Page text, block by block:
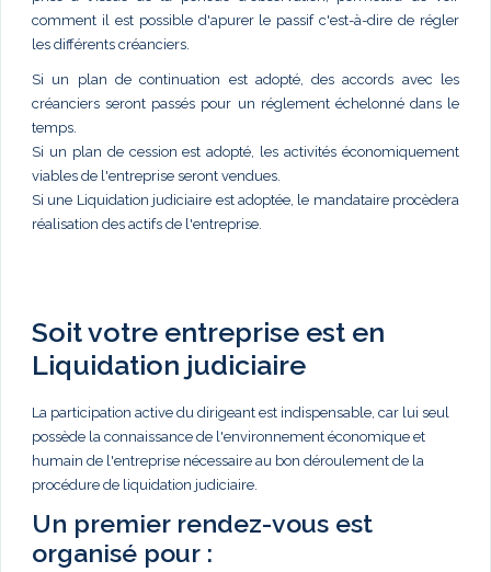
comment il est possible d'apurer le passif c'est-à-dire de régler
les différents créanciers.
Si un plan de continuation est adopté, des accords avec les
créanciers seront passés pour un réglement échelonné dans le
temps.
Si un plan de cession est adopté, les activités économiquement
viables de l'entreprise seront vendues.
Si une Liquidation judiciaire est adoptée, le mandataire procèdera
réalisation des actifs de l'entreprise.
Soit votre entreprise est en
Liquidation judiciaire
La participation active du dirigeant est indispensable, car lui seul
possède la connaissance de l'environnement économique et
humain de l'entreprise nécessaire au bon déroulement de la
procédure de liquidation judiciaire.
Un premier rendez-vous est
organisé pour :